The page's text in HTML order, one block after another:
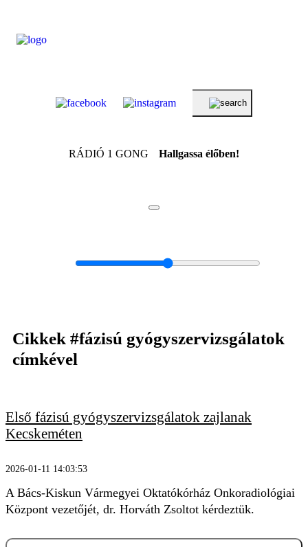
KERESÉS
RÁDIÓ 1 GONG Hallgassa élőben!
Cikkek #fázisú gyógyszervizsgálatok
címkével
Első fázisú gyógyszervizsgálatok zajlanak
Kecskeméten
2026-01-11 14:03:53
A Bács-Kiskun Vármegyei Oktatókórház Onkoradiológiai
Központ vezetőjét, dr. Horváth Zsoltot kérdeztük.